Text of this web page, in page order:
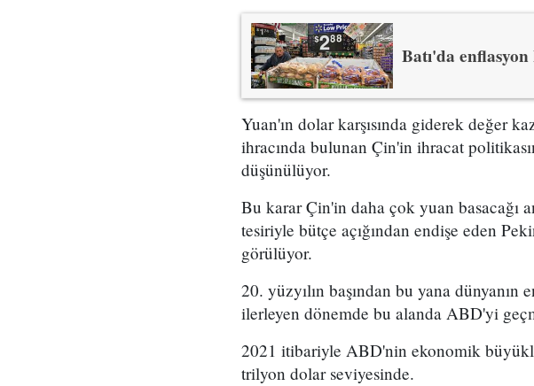
Batı'da
Yuan'ın dolar karşısında giderek değer
ihracında bulunan Çin'in ihracat
düşünülüyor.
Bu karar Çin'in daha çok yuan basacağı
tesiriyle bütçe açığından endişe eden
görülüyor.
20. yüzyılın başından bu yana
ilerleyen dönemde bu alanda ABD'yi
2021 itibariyle ABD'nin ekonomik
trilyon dolar seviyesinde.